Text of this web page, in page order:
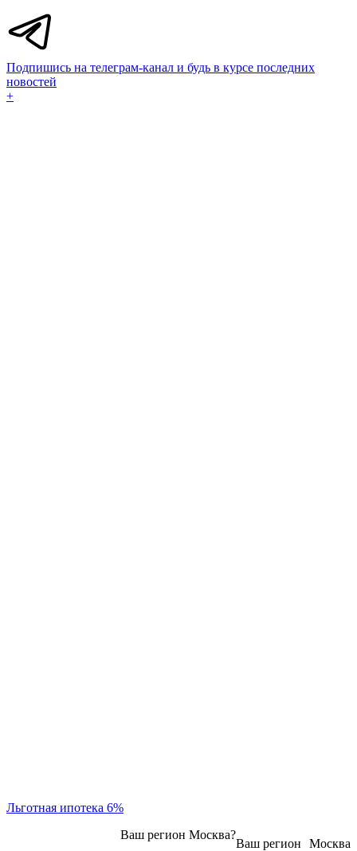
Подпишись на телеграм-канал и будь в курсе последних
новостей
+
Льготная ипотека 6%
Москва
Ваш регион
Ваш регион Москва?